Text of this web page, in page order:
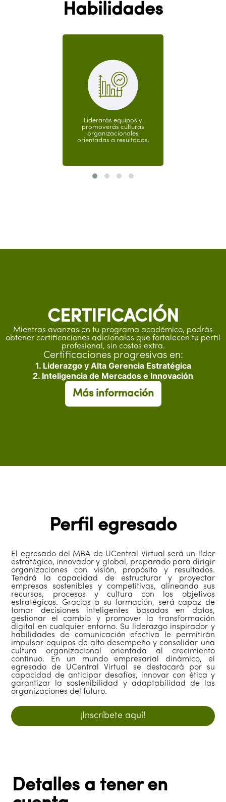
Habilidades
Liderarás equipos y
promoverás culturas
organizacionales
orientadas a resultados.
CERTIFICACIÓN
Mientras avanzas en tu programa académico, podrás
obtener certificaciones adicionales que fortalecen tu perfil
profesional, sin costos extra.
Certificaciones progresivas en:
1. Liderazgo y Alta Gerencia Estratégica
2. Inteligencia de Mercados e Innovación
Más información
Perfil egresado
El egresado del MBA de UCentral Virtual será un líder
estratégico, innovador y global, preparado para dirigir
organizaciones con visión, propósito y resultados.
Tendrá la capacidad de estructurar y proyectar
empresas sostenibles y competitivas, alineando sus
recursos, procesos y cultura con los objetivos
estratégicos. Gracias a su formación, será capaz de
tomar decisiones inteligentes basadas en datos,
gestionar el cambio y promover la transformación
digital en cualquier entorno. Su liderazgo inspirador y
habilidades de comunicación efectiva le permitirán
impulsar equipos de alto desempeño y consolidar una
cultura organizacional orientada al crecimiento
continuo. En un mundo empresarial dinámico, el
egresado de UCentral Virtual se destacará por su
capacidad de anticipar desafíos, innovar con ética y
garantizar la sostenibilidad y adaptabilidad de las
organizaciones del futuro.
¡Inscríbete aquí!
Detalles a tener en